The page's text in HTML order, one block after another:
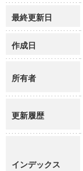
最終更新日
作成日
所有者
更新履歴
インデックス